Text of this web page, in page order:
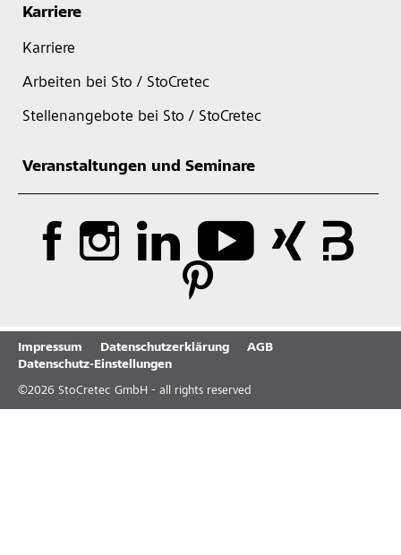
Karriere
Karriere
Arbeiten bei Sto / StoCretec
Stellenangebote bei Sto / StoCretec
Veranstaltungen und Seminare
Impressum Datenschutzerklärung
AGB
Datenschutz-Einstellungen
©2026 StoCretec GmbH - all rights reserved